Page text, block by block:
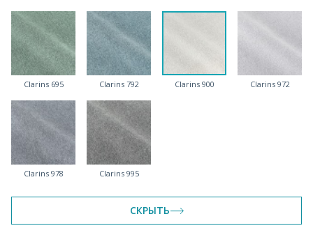
Clarins 695 Clarins 792 Clarins 900 Clarins 972
Clarins 978 Clarins 995
СКРЫТЬ